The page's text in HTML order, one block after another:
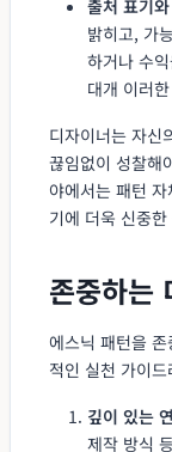
출처 표기
밝히고, 가
하거나 수
대개 이러
디자이너는 자신
끊임없이 성찰해
야에서는 패턴
기에 더욱 신중
존중하는
에스닉 패턴을
적인 실천 가이
깊이 있는
제작 방식